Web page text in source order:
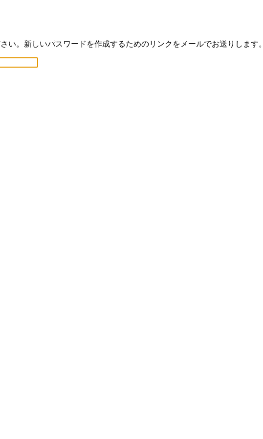
い。新しいパスワードを作成するためのリンクをメールでお送りします。